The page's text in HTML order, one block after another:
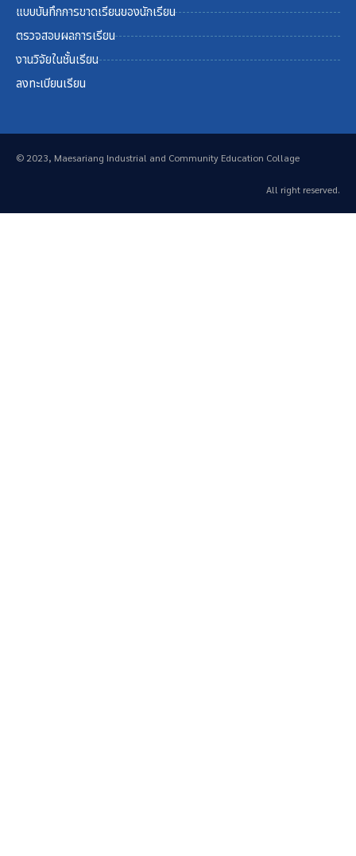
แบบบันทึกการขาดเรียนของนักเรียน
ตรวจสอบผลการเรียน
งานวิจัยในชั้นเรียน
ลงทะเบียนเรียน
© 2023, Maesariang Industrial and Community Education Collage
All right reserved.